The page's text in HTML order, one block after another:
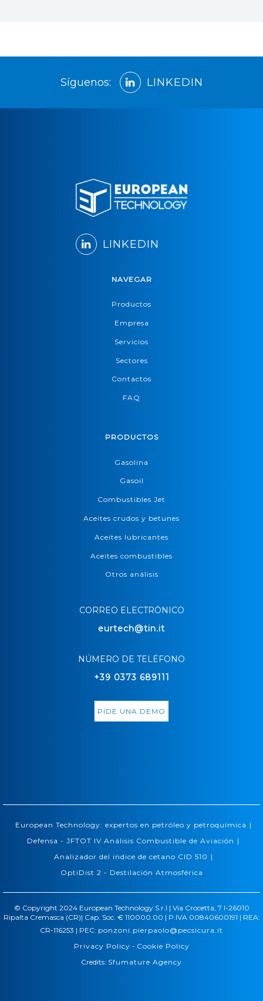
Síguenos: LINKEDIN
LINKEDIN
NAVEGAR
Productos
Empresa
Servicios
Sectores
Contactos
FAQ
PRODUCTOS
Gasolina
Gasoil
Combustibles Jet
Aceites crudos y betunes
Aceites lubricantes
Aceites combustibles
Otros análisis
CORREO ELECTRÓNICO
eurtech@tin.it
NÚMERO DE TELÉFONO
+39 0373 689111
PIDE UNA DEMO
European Technology: expertos en petróleo y petroquímica |
Defensa - JFTOT IV Análisis Combustible de Aviación |
Analizador del indice de cetano CID 510 |
OptiDist 2 - Destilación Atmosférica
© Copyright 2024 European Technology S.r.l | Via Crocetta, 7 I-26010
Ripalta Cremasca (CR)| Cap. Soc. € 110000.00 | P.IVA 00840600191 | REA:
CR-116253 | PEC: ponzoni.pierpaolo@pecsicura.it
Privacy Policy - Cookie Policy
Credits: Sfumature Agency